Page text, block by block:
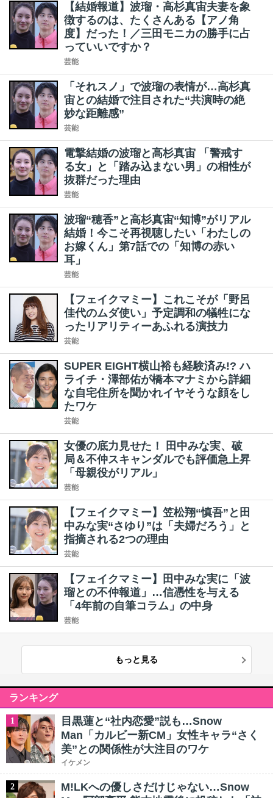
【結婚報道】波瑠・高杉真宙夫妻を象
徴するのは、たくさんある【アノ角
度】だった！／三田モニカの勝手に占
っていいですか？
芸能
「それスノ」で波瑠の表情が…高杉真
宙との結婚で注目された“共演時の絶
妙な距離感”
芸能
電撃結婚の波瑠と高杉真宙 「警戒す
る女」と「踏み込まない男」の相性が
抜群だった理由
芸能
波瑠“穂香”と高杉真宙“知博”がリアル
結婚！今こそ再視聴したい「わたしの
お嫁くん」第7話での「知博の赤い
耳」
芸能
【フェイクマミー】これこそが「野呂
佳代のムダ使い」予定調和の犠牲にな
ったリアリティーあふれる演技力
芸能
SUPER EIGHT横山裕も経験済み!? ハ
ライチ・澤部佑が橋本マナミから詳細
な自宅住所を聞かれイヤそうな顔をし
たワケ
芸能
女優の底力見せた！ 田中みな実、破
局＆不仲スキャンダルでも評価急上昇
「母親役がリアル」
芸能
【フェイクマミー】笠松翔“慎吾”と田
中みな実“さゆり”は「夫婦だろう」と
指摘される2つの理由
芸能
【フェイクマミー】田中みな実に「波
瑠との不仲報道」…信憑性を与える
「4年前の自筆コラム」の中身
芸能
もっと見る
ランキング
1
目黒蓮と“社内恋愛”説も…Snow
Man「カルビー新CM」女性キャラ“さく
美”との関係性が大注目のワケ
イケメン
2
M!LKへの優しさだけじゃない…Snow